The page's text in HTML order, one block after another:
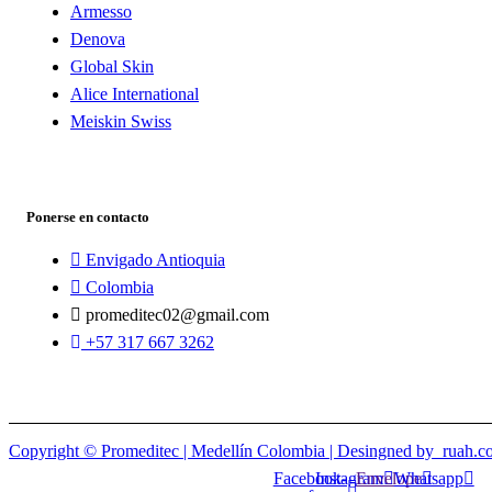
Armesso
Denova
Global Skin
Alice International
Meiskin Swiss
Ponerse en contacto
Envigado Antioquia
Colombia
promeditec02@gmail.com
+57 317 667 3262
Copyright © Promeditec | Medellín Colombia | Desingned by
Facebook-InstagramEnvelopeWhatsapp